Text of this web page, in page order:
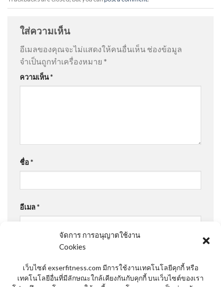
จัดการ การอนุญาตใช้งาน
Cookies
เว็บไซต์ exserfitness.com มีการใช้งานเทคโนโลยีคุกกี้ หรือ
เทคโนโลยีอื่นที่มีลักษณะใกล้เคียงกันกับคุกกี้ บนเว็บไซต์ของเรา
ใส่ความเห็น
อีเมลของคุณจะไม่แสดงให้คนอื่นเห็น ช่องข้อมูล
จำเป็นถูกทำเครื่องหมาย *
ความเห็น*
ชื่อ *
อีเมล*